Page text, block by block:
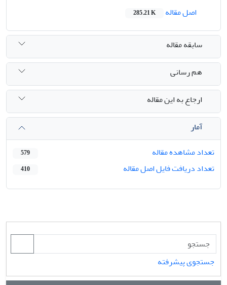
اصل مقاله
285.21 K
سابقه مقاله
هم رسانی
ارجاع به این مقاله
آمار
تعداد مشاهده مقاله
579
تعداد دریافت فایل اصل مقاله 410
جستجوی پیشرفته